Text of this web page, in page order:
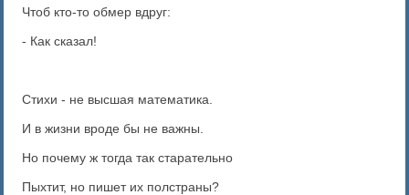
Чтоб кто-то обмер вдруг:
- Как сказал!
Стихи - не высшая математика.
И в жизни вроде бы не важны.
Но почему ж тогда так старательно
Пыхтит, но пишет их полстраны?